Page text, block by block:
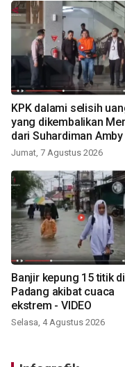
KPK dalami selisih
yang dikembalikan
dari Suhardiman Amby
VIDEO
Jumat, 7 Agustus 2026
Banjir kepung 15 titik
Padang akibat cuaca
ekstrem - VIDEO
Selasa, 4 Agustus 2026